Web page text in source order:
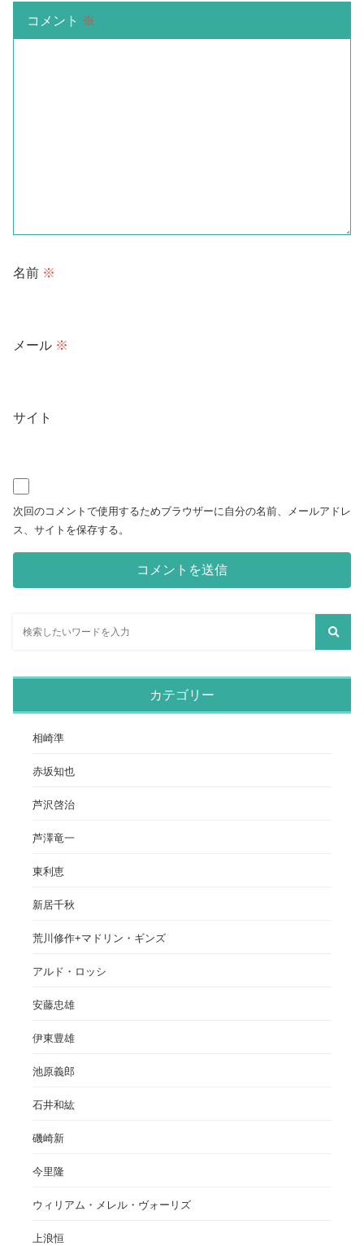
コメント ※
名前 ※
メール ※
サイト
次回のコメントで使用するためブラウザーに自分の名前、メールアドレ
ス、サイトを保存する。
カテゴリー
相崎準
赤坂知也
芦沢啓治
芦澤竜一
東利恵
新居千秋
荒川修作+マドリン・ギンズ
アルド・ロッシ
安藤忠雄
伊東豊雄
池原義郎
石井和紘
磯崎新
今里隆
ウィリアム・メレル・ヴォーリズ
上浪恒